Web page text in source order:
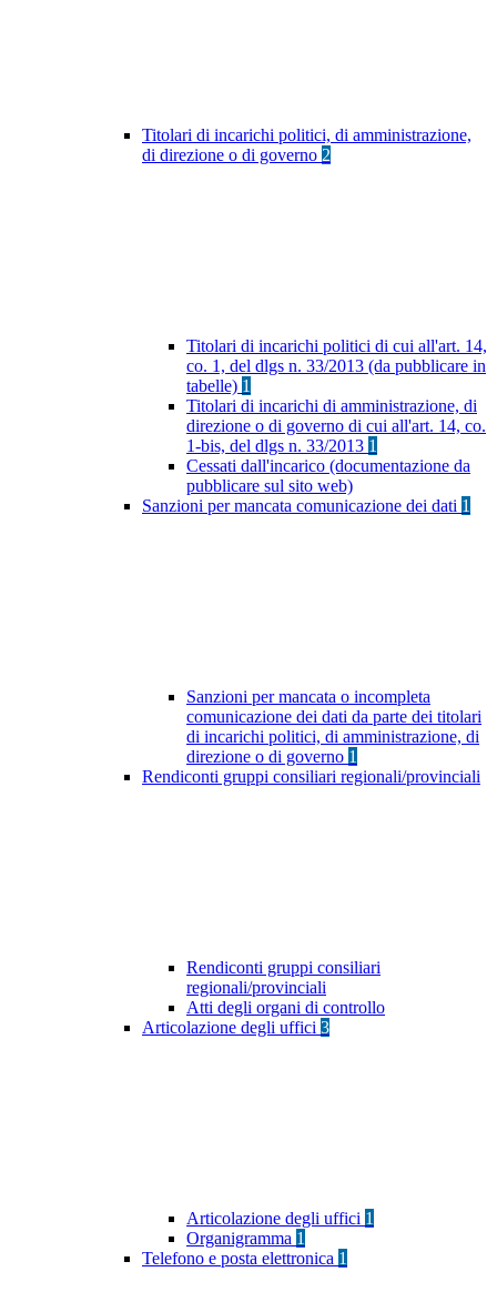
Titolari di incarichi politici, di amministrazione,
di direzione o di governo 2
Titolari di incarichi politici di cui all'art. 14,
co. 1, del dlgs n. 33/2013 (da pubblicare in
tabelle) 1
Titolari di incarichi di amministrazione, di
direzione o di governo di cui all'art. 14, co.
1-bis, del dlgs n. 33/2013 1
Cessati dall'incarico (documentazione da
pubblicare sul sito web)
Sanzioni per mancata comunicazione dei dati 1
Sanzioni per mancata o incompleta
comunicazione dei dati da parte dei titolari
di incarichi politici, di amministrazione, di
direzione o di governo 1
Rendiconti gruppi consiliari regionali/provinciali
Rendiconti gruppi consiliari
regionali/provinciali
Atti degli organi di controllo
Articolazione degli uffici 3
Articolazione degli uffici 1
Organigramma 1
Telefono e posta elettronica 1